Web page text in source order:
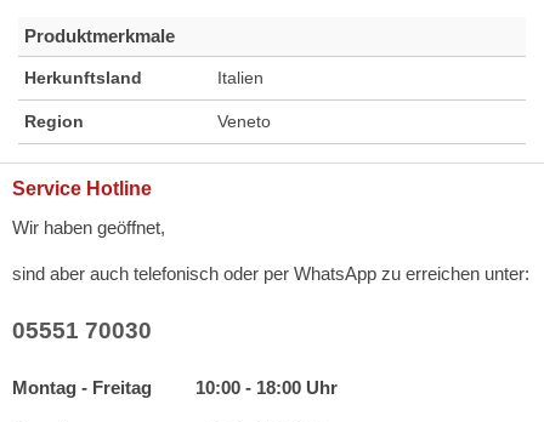
Produktmerkmale
Herkunftsland Italien
Region Veneto
Service Hotline
Wir haben geöffnet,
sind aber auch telefonisch oder per WhatsApp zu erreichen unter:
05551 70030
Montag - Freitag 10:00 - 18:00 Uhr